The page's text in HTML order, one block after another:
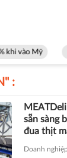
Mỹ
" :
sẵn sàng
đua thịt
Doanh nghiệp